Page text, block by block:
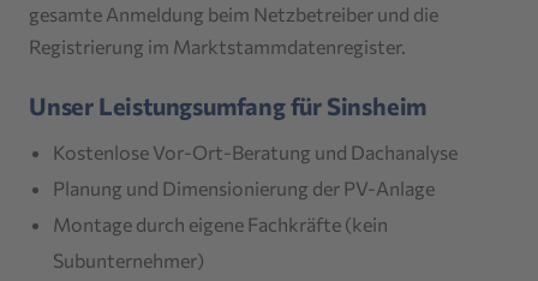
gesamte Anmeldung beim Netzbetreiber und die
Registrierung im Marktstammdatenregister.
Unser Leistungsumfang für Sinsheim
Kostenlose Vor-Ort-Beratung und Dachanalyse
Planung und Dimensionierung der PV-Anlage
Montage durch eigene Fachkräfte (kein
Subunternehmer)